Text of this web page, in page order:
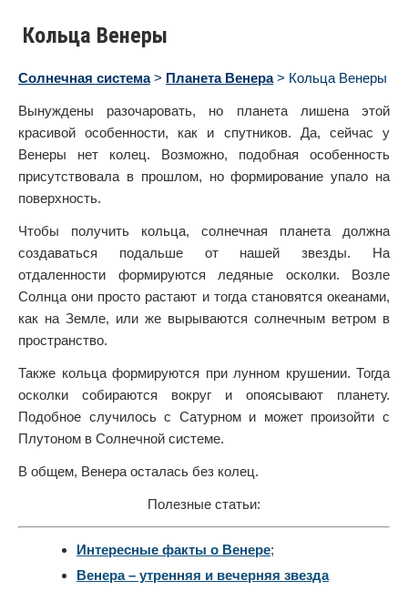
Кольца Венеры
Солнечная система> Планета Венера> Кольца Венеры
Вынуждены разочаровать, но планета лишена этой
красивой особенности, как и спутников. Да, сейчас у
Венеры нет колец. Возможно, подобная особенность
присутствовала в прошлом, но формирование упало на
поверхность.
Чтобы получить кольца, солнечная планета должна
создаваться подальше от нашей звезды. На
отдаленности формируются ледяные осколки. Возле
Солнца они просто растают и тогда становятся океанами,
как на Земле, или же вырываются солнечным ветром в
пространство.
Также кольца формируются при лунном крушении. Тогда
осколки собираются вокруг и опоясывают планету.
Подобное случилось с Сатурном и может произойти с
Плутоном в Солнечной системе.
В общем, Венера осталась без колец.
Полезные статьи:
Интересные факты о Венере;
Венера – утренняя и вечерняя звезда